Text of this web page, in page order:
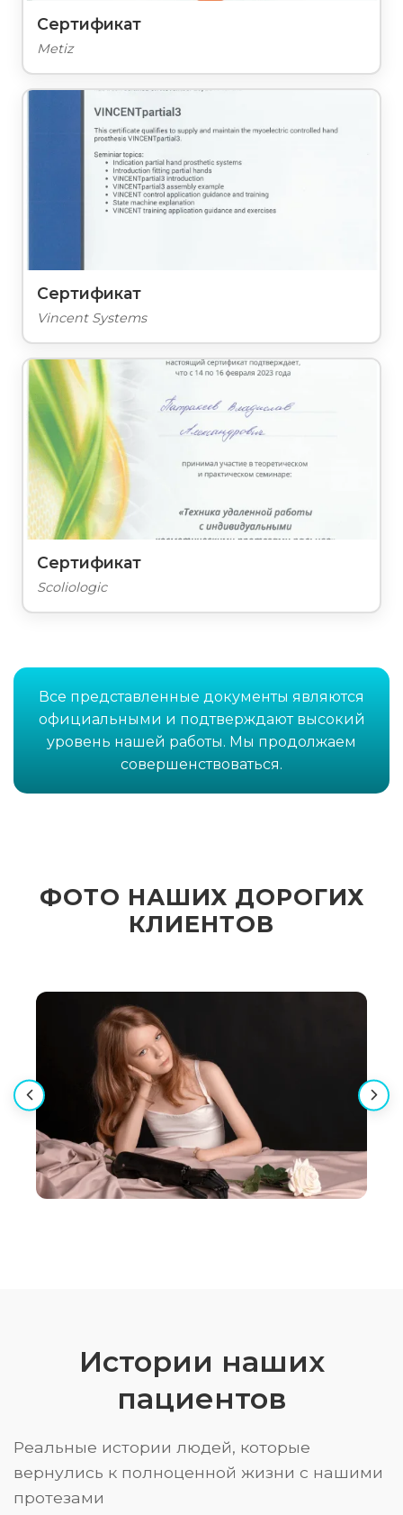
Сертификат
Metiz
Сертификат
Vincent Systems
Сертификат
Scoliologic
Все представленные документы являются
официальными и подтверждают высокий
уровень нашей работы. Мы продолжаем
совершенствоваться.
ФОТО НАШИХ ДОРОГИХ
КЛИЕНТОВ
Истории наших
пациентов
Реальные истории людей, которые
вернулись к полноценной жизни с нашими
протезами